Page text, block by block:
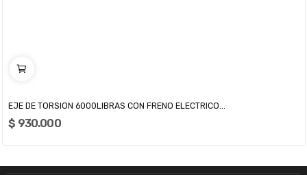
EJE DE TORSION 6000LIBRAS CON FRENO ELECTRICO...
$ 930.000